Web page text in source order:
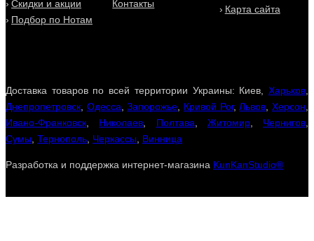
Скидки и акции
Подбор по Нотам
Контакты
Карта сайта
Доставка товаров по всей территории Украины: Киев, Харьков
Днепропетровск Одесса ,Запорожье Кривой Рог,Львов ,Херсон
Ивано-Франковск
Николаев Полтава Житомир, Чернигов
Сумы Тернополь Черкассы Винница
Разработка и поддержка интернет-магазина KunKanStudio®